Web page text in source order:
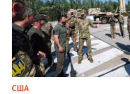
США